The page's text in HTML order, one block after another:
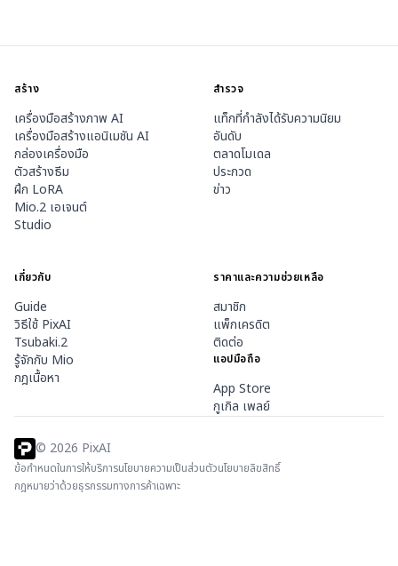
สร้าง
เครื่องมือสร้างภาพ AI
เครื่องมือสร้างแอนิเมชัน AI
กล่องเครื่องมือ
ตัวสร้างธีม
ฝึก LoRA
Mio.2 เอเจนต์
Studio
สำรวจ
แท็กที่กำลังได้รับความนิยม
อันดับ
ตลาดโมเดล
ประกวด
ข่าว
เกี่ยวกับ
Guide
วิธีใช้ PixAI
Tsubaki.2
รู้จักกับ Mio
กฎเนื้อหา
ราคาและความช่วยเหลือ
สมาชิก
แพ็กเครดิต
ติดต่อ
แอปมือถือ
App Store
กูเกิล เพลย์
© 2026 PixAI
ข้อกำหนดในการให้บริการนโยบายความเป็นส่วนตัวนโยบายลิขสิทธิ์
กฎหมายว่าด้วยธุรกรรมทางการค้าเฉพาะ